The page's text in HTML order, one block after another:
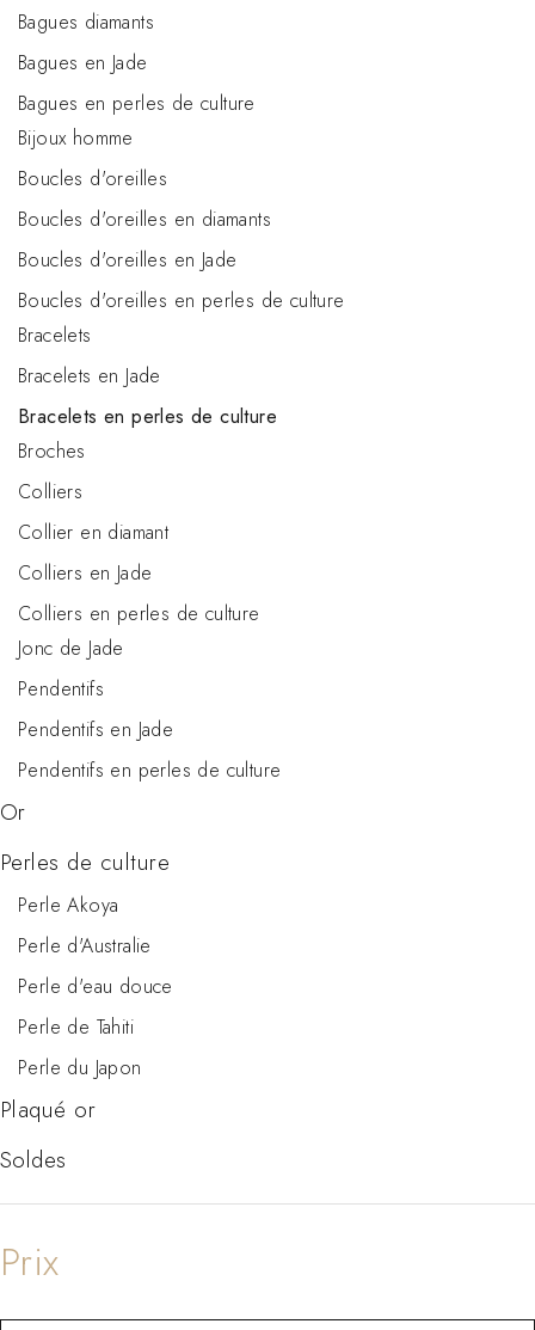
Bagues diamants
Bagues en Jade
Bagues en perles de culture
Bijoux homme
Boucles d'oreilles
Boucles d'oreilles en diamants
Boucles d'oreilles en Jade
Boucles d'oreilles en perles de culture
Bracelets
Bracelets en Jade
Bracelets en perles de culture
Broches
Colliers
Collier en diamant
Colliers en Jade
Colliers en perles de culture
Jonc de Jade
Pendentifs
Pendentifs en Jade
Pendentifs en perles de culture
Or
Perles de culture
Perle Akoya
Perle d'Australie
Perle d'eau douce
Perle de Tahiti
Perle du Japon
Plaqué or
Soldes